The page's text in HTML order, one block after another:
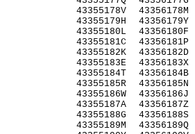
43355178V
43355179H
43355180L
43355181C
43355182K
43355183E
43355184T
43355185R
43355186W
43355187A
43355188G
43355189M
43356178M
43356179Y
43356180F
43356181P
43356182D
43356183X
43356184B
43356185N
43356186J
43356187Z
43356188S
43356189Q